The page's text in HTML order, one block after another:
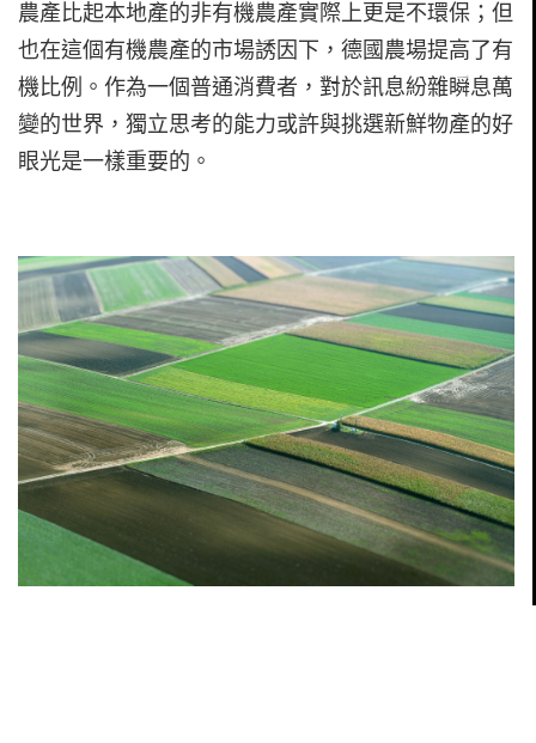
農產比起本地產的非有機農產實際上更是不環保；但
也在這個有機農產的市場誘因下，德國農場提高了有
機比例。作為一個普通消費者，對於訊息紛雜瞬息萬
變的世界，獨立思考的能力或許與挑選新鮮物產的好
眼光是一樣重要的。